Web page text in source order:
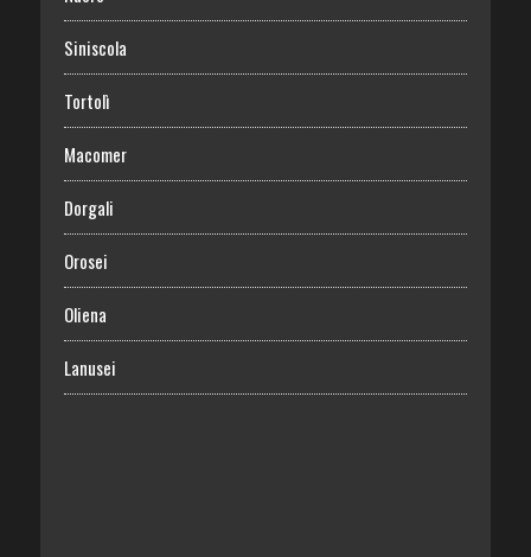
Siniscola
Tortolì
Macomer
Dorgali
Orosei
Oliena
Lanusei